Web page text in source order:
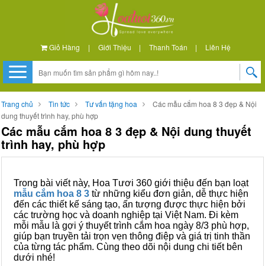
Giỏ Hàng | Giới Thiệu | Thanh Toán | Liên Hệ
Trang chủ Tin tức Tư vấn tặng hoa
Các mẫu cắm hoa 8 3 đẹp & Nội
dung thuyết trình hay, phù hợp
Các mẫu cắm hoa 8 3 đẹp & Nội dung thuyết
trình hay, phù hợp
Trong bài viết này, Hoa Tươi 360 giới thiệu đến bạn loạt
mẫu cắm hoa 8 3 từ những kiểu đơn giản, dễ thực hiện
đến các thiết kế sáng tạo, ấn tượng được thực hiện bởi
các trường học và doanh nghiệp tại Việt Nam. Đi kèm
mỗi mẫu là gợi ý thuyết trình cắm hoa ngày 8/3 phù hợp,
giúp bạn truyền tải trọn vẹn thông điệp và giá trị tinh thần
của từng tác phẩm. Cùng theo dõi nội dung chi tiết bên
dưới nhé!